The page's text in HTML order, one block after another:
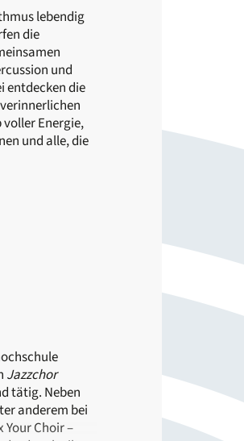
lebendig
die
und
entdecken die
Energie,
und alle, die
Jazzchor
tätig. Neben
anderem bei
Choir –